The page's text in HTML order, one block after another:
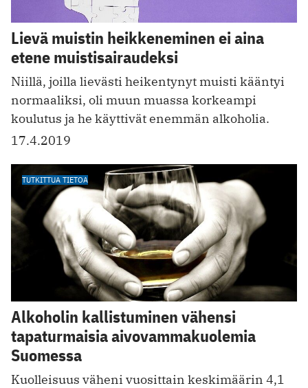
Lievä muistin heikkeneminen ei aina
etene muistisairaudeksi
Niillä, joilla lievästi heikentynyt muisti kääntyi
normaaliksi, oli muun muassa korkeampi
koulutus ja he käyttivät enemmän alkoholia.
17.4.2019
TUTKITTUA TIETOA
Alkoholin kallistuminen vähensi
tapaturmaisia aivovammakuolemia
Suomessa
Kuolleisuus väheni vuosittain keskimäärin 4,1